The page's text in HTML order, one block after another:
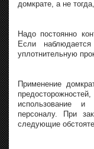
домкрате, а не
Надо постоянно
Если
уплотнительную
Применение
использование
персоналу. При
следующие